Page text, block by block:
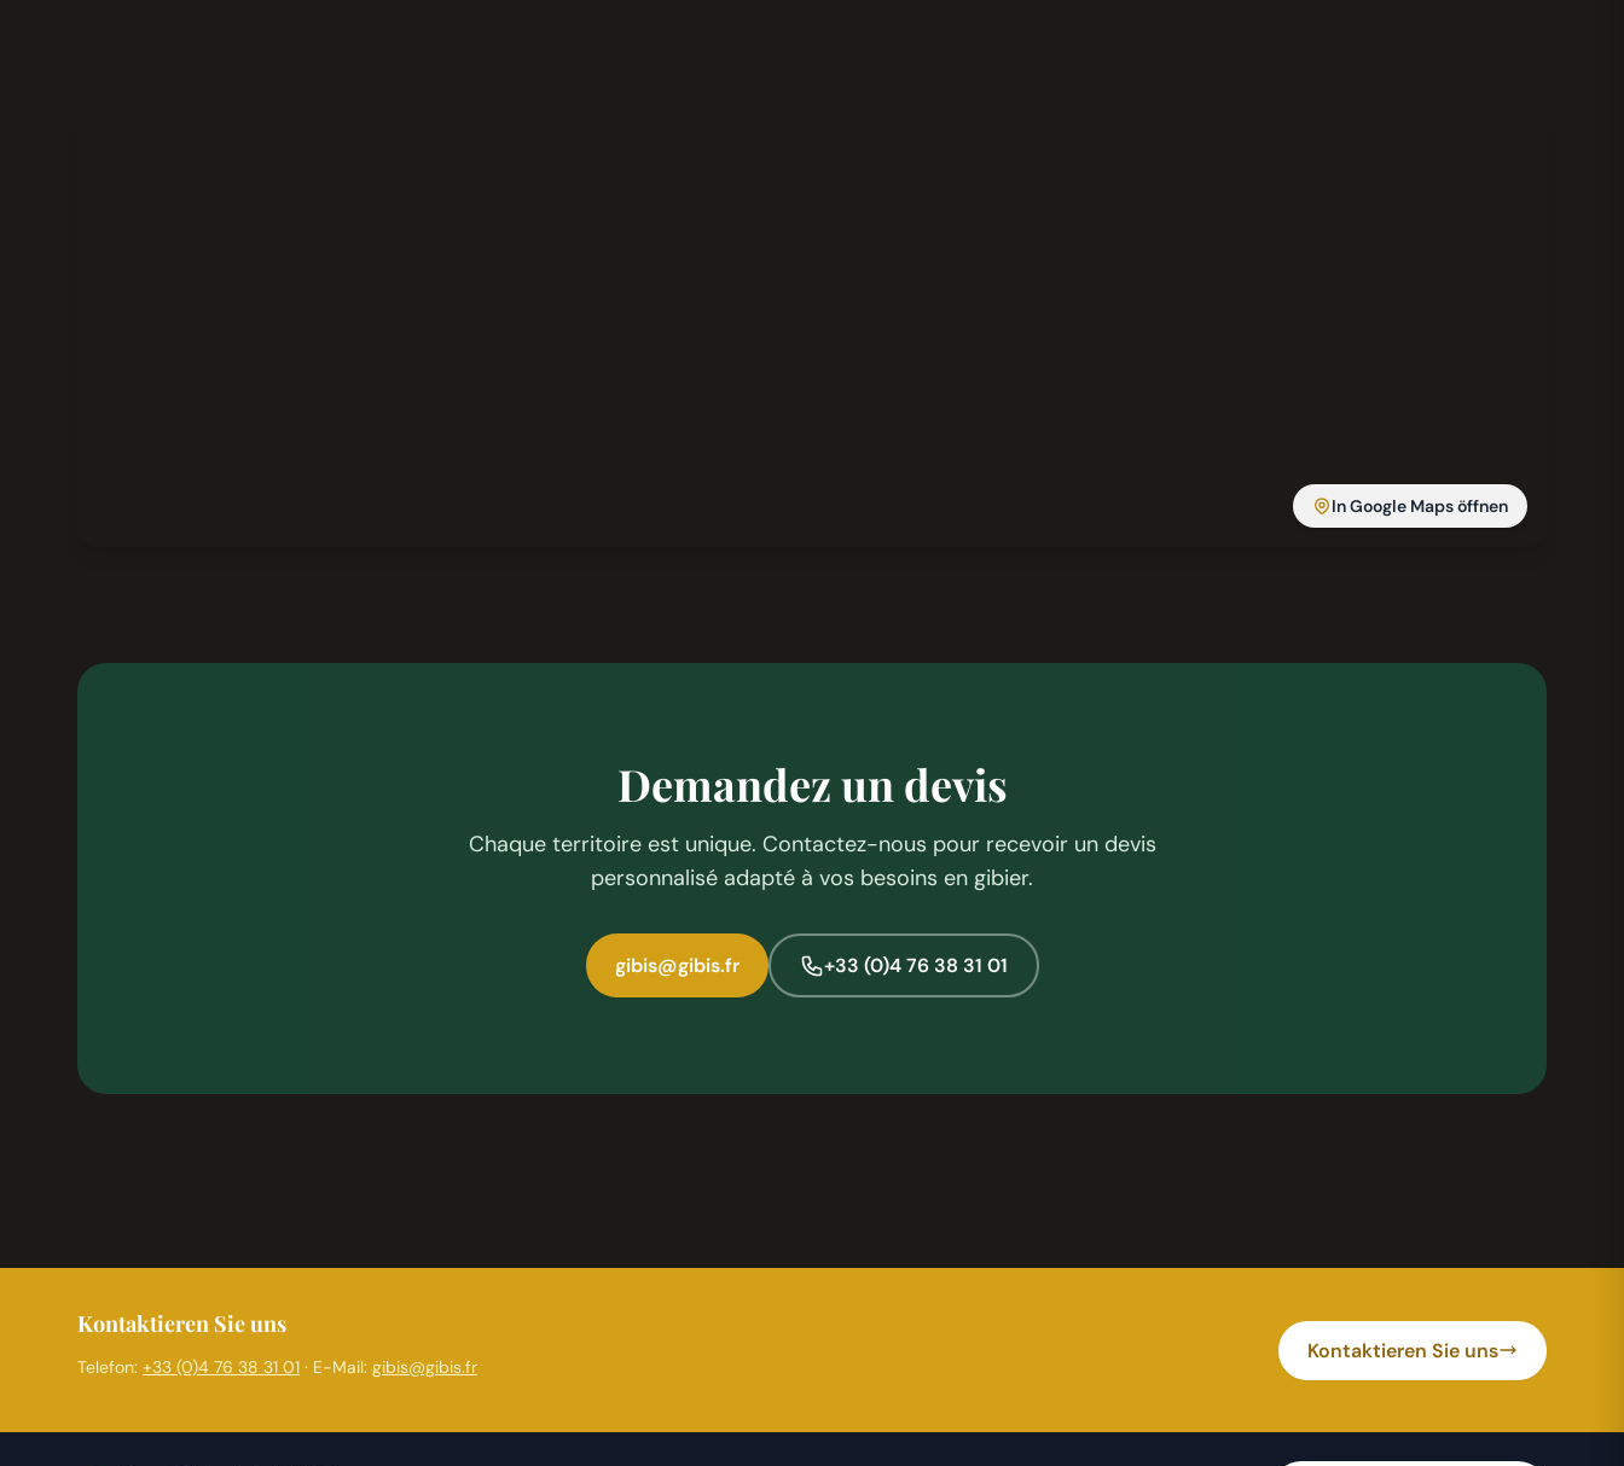
In Google Maps öffnen
Demandez un devis
Chaque territoire est unique. Contactez-nous pour recevoir un devis
personnalisé adapté à vos besoins en gibier.
gibis@gibis.fr +33 (0)4 76 38 31 01
Kontaktieren Sie uns
Telefon: +33 (0)4 76 38 31 01 · E-Mail: gibis@gibis.fr
Kontaktieren Sie uns